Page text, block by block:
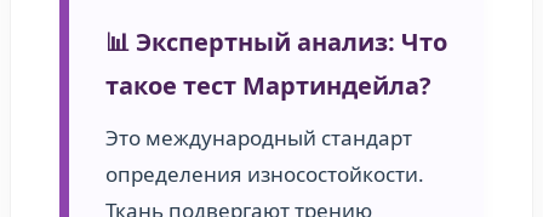
📊 Экспертный анализ: Что
такое тест Мартиндейла?
Это международный стандарт
определения износостойкости.
Ткань подвергают трению